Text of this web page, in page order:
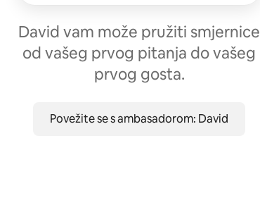
David vam može pružiti smjernice
od vašeg prvog pitanja do vašeg
prvog gosta.
Povežite se s ambasadorom: David